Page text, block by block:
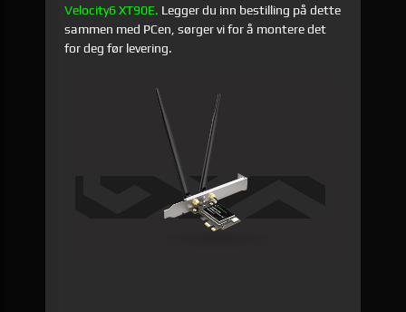
Velocity6 XT90E. Legger du inn bestilling på dette
sammen med PCen, sørger vi for å montere det
for deg før levering.